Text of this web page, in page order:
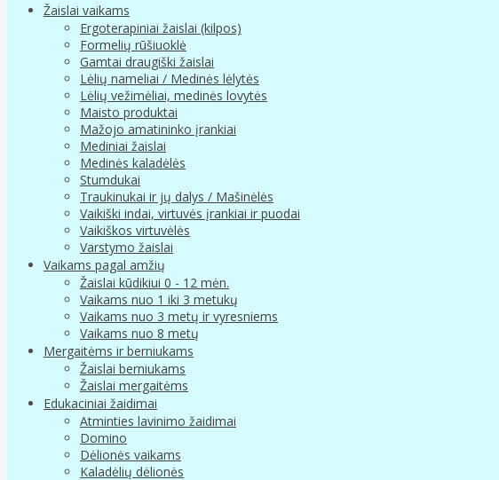
Žaislai vaikams
Ergoterapiniai žaislai (kilpos)
Formelių rūšiuoklė
Gamtai draugiški žaislai
Lėlių nameliai / Medinės lėlytės
Lėlių vežimėliai, medinės lovytės
Maisto produktai
Mažojo amatininko įrankiai
Mediniai žaislai
Medinės kaladėlės
Stumdukai
Traukinukai ir jų dalys / Mašinėlės
Vaikiški indai, virtuvės įrankiai ir puodai
Vaikiškos virtuvėlės
Varstymo žaislai
Vaikams pagal amžių
Žaislai kūdikiui 0 - 12 mėn.
Vaikams nuo 1 iki 3 metukų
Vaikams nuo 3 metų ir vyresniems
Vaikams nuo 8 metų
Mergaitėms ir berniukams
Žaislai berniukams
Žaislai mergaitėms
Edukaciniai žaidimai
Atminties lavinimo žaidimai
Domino
Dėlionės vaikams
Kaladėlių dėlionės